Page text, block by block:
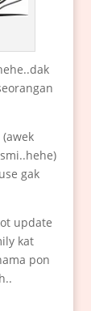
gak
update
kat
pon